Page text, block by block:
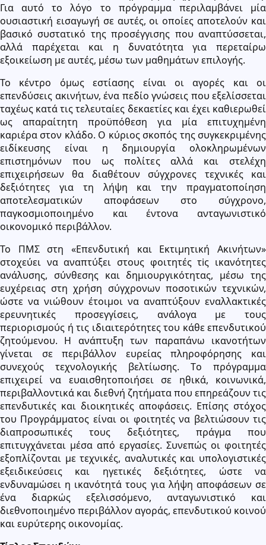
Για αυτό το λόγο το πρόγραμμα περιλαμβάνει μία
ουσιαστική εισαγωγή σε αυτές, οι οποίες αποτελούν και
βασικό συστατικό της προσέγγισης που αναπτύσσεται,
αλλά παρέχεται και η δυνατότητα για περεταίρω
εξοικείωση με αυτές, μέσω των μαθημάτων επιλογής.
Το κέντρο όμως εστίασης είναι οι αγορές και οι
επενδύσεις ακινήτων, ένα πεδίο γνώσεις που εξελίσσεται
ταχέως κατά τις τελευταίες δεκαετίες και έχει καθιερωθεί
ως απαραίτητη προϋπόθεση για μία επιτυχημένη
καριέρα στον κλάδο. Ο κύριος σκοπός της συγκεκριμένης
ειδίκευσης είναι η δημιουργία ολοκληρωμένων
επιστημόνων που ως πολίτες αλλά και στελέχη
επιχειρήσεων θα διαθέτουν σύγχρονες τεχνικές και
δεξιότητες για τη λήψη και την πραγματοποίηση
αποτελεσματικών αποφάσεων στο σύγχρονο,
παγκοσμιοποιημένο και έντονα ανταγωνιστικό
οικονομικό περιβάλλον.
Το ΠΜΣ στη «Επενδυτική και Εκτιμητική Ακινήτων»
στοχεύει να αναπτύξει στους φοιτητές τiς ικανότητες
ανάλυσης, σύνθεσης και δημιουργικότητας, μέσω της
ευχέρειας στη χρήση σύγχρονων ποσοτικών τεχνικών,
ώστε να νιώθουν έτοιμοι να αναπτύξουν εναλλακτικές
ερευνητικές προσεγγίσεις, ανάλογα με τους
περιορισμούς ή τις ιδιαιτερότητες του κάθε επενδυτικού
ζητούμενου. Η ανάπτυξη των παραπάνω ικανοτήτων
γίνεται σε περιβάλλον ευρείας πληροφόρησης και
συνεχούς τεχνολογικής βελτίωσης. Tο πρόγραμμα
επιχειρεί να ευαισθητοποιήσει σε ηθικά, κοινωνικά,
περιβαλλοντικά και διεθνή ζητήματα που επηρεάζουν τις
επενδυτικές και διοικητικές αποφάσεις. Επίσης στόχος
του Προγράμματος είναι οι φοιτητές να βελτιώσουν τις
διαπροσωπικές τους δεξιότητες, πράγμα που
επιτυγχάνεται μέσα από εργασίες. Συνεπώς οι φοιτητές
εξοπλίζονται με τεχνικές, αναλυτικές και υπολογιστικές
εξειδικεύσεις και ηγετικές δεξιότητες, ώστε να
ενδυναμώσει η ικανότητά τους για λήψη αποφάσεων σε
ένα διαρκώς εξελισσόμενο, ανταγωνιστικό και
διεθνοποιημένο περιβάλλον αγοράς, επενδυτικού κοινού
και ευρύτερης οικονομίας.